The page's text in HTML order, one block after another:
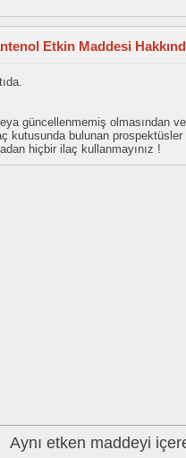
Etkin Maddesi
güncellenmemiş olmasından
kutusunda bulunan
hiçbir ilaç kullanmayınız !
Aynı etken maddeyi